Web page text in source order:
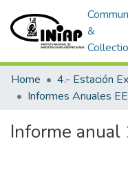
&
Home
Informes Anuales
Informe